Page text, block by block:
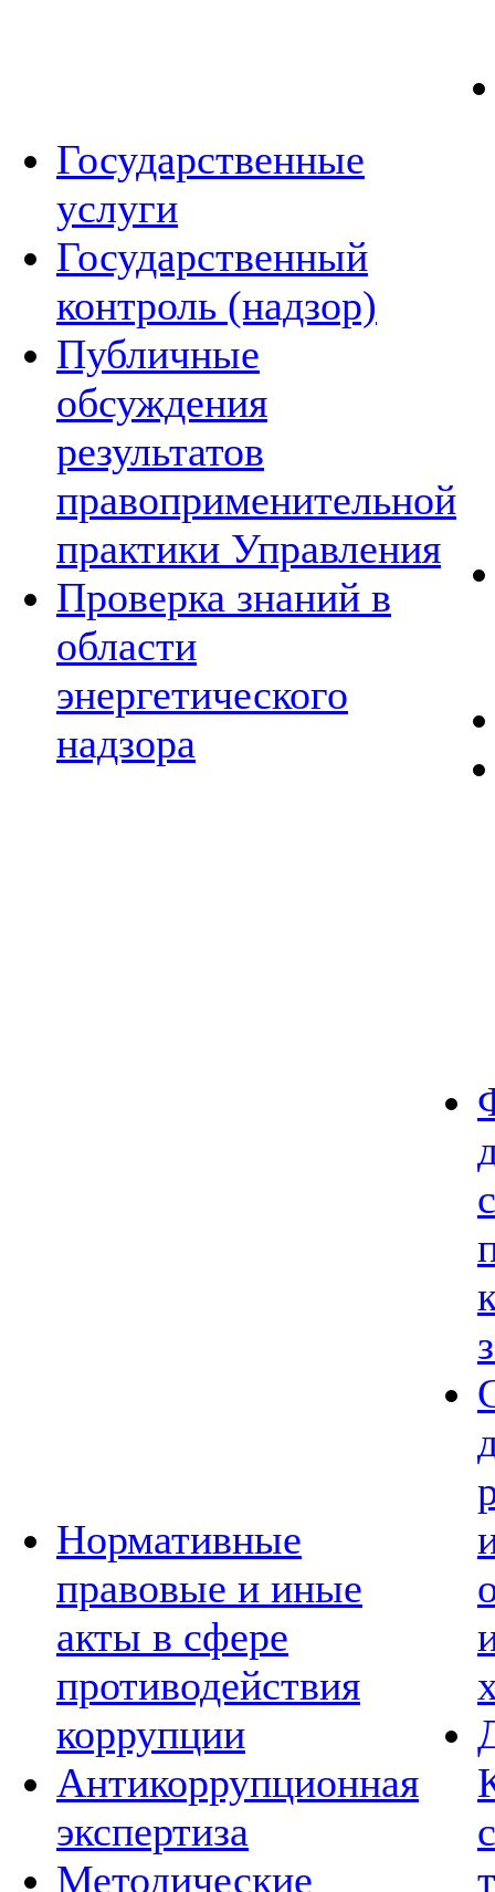
Государственные
услуги
Государственный
контроль (надзор)
Публичные
обсуждения
результатов
правоприменительной
практики Управления
Проверка знаний в
области
энергетического
надзора
Нормативные
правовые и иные
акты в сфере
противодействия
коррупции
Антикоррупционная
экспертиза
Методические